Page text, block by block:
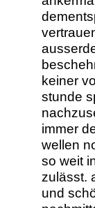
keiner
stunde
immer
wellen
so weit
zulässt.
und